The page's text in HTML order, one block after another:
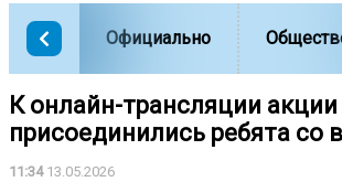
Официально
К онлайн-трансляции акции
присоединились ребята со
11:3413.05.2026